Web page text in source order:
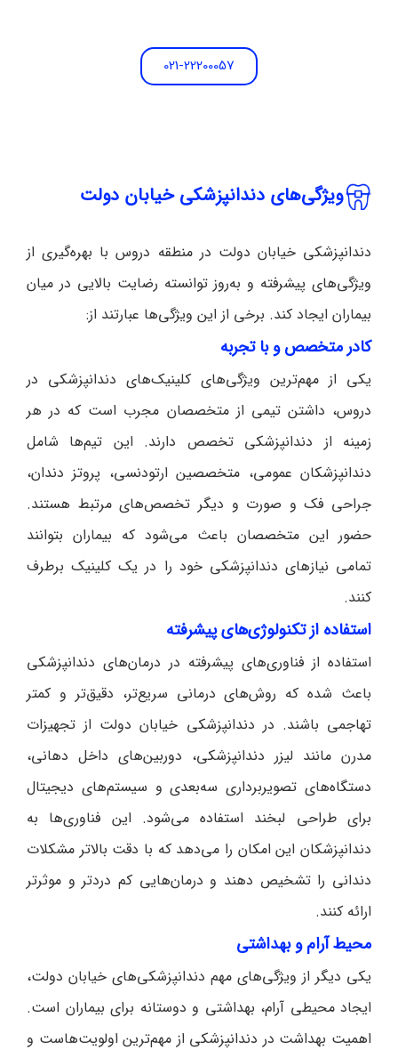
021-22200057
ویژگی‌های دندانپزشکی خیابان دولت
دندانپزشکی خیابان دولت در منطقه دروس با بهره‌گیری از
ویژگی‌های پیشرفته و به‌روز توانسته رضایت بالایی در میان
بیماران ایجاد کند. برخی از این ویژگی‌ها عبارتند از:
کادر متخصص و با تجربه
یکی از مهم‌ترین ویژگی‌های کلینیک‌های دندانپزشکی در
دروس، داشتن تیمی از متخصصان مجرب است که در هر
زمینه از دندانپزشکی تخصص دارند. این تیم‌ها شامل
دندانپزشکان عمومی، متخصصین ارتودنسی، پروتز دندان،
جراحی فک و صورت و دیگر تخصص‌های مرتبط هستند.
حضور این متخصصان باعث می‌شود که بیماران بتوانند
تمامی نیازهای دندانپزشکی خود را در یک کلینیک برطرف
کنند.
استفاده از تکنولوژی‌های پیشرفته
استفاده از فناوری‌های پیشرفته در درمان‌های دندانپزشکی
باعث شده که روش‌های درمانی سریع‌تر، دقیق‌تر و کمتر
تهاجمی باشند. در دندانپزشکی خیابان دولت از تجهیزات
مدرن مانند لیزر دندانپزشکی، دوربین‌های داخل دهانی،
دستگاه‌های تصویربرداری سه‌بعدی و سیستم‌های دیجیتال
برای طراحی لبخند استفاده می‌شود. این فناوری‌ها به
دندانپزشکان این امکان را می‌دهد که با دقت بالاتر مشکلات
دندانی را تشخیص دهند و درمان‌هایی کم دردتر و موثرتر
ارائه کنند.
محیط آرام و بهداشتی
یکی دیگر از ویژگی‌های مهم دندانپزشکی‌های خیابان دولت،
ایجاد محیطی آرام، بهداشتی و دوستانه برای بیماران است.
اهمیت بهداشت در دندانپزشکی از مهم‌ترین اولویت‌هاست و